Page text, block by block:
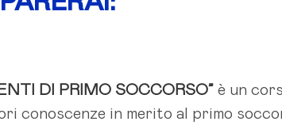
DI PRIMO SOCCORSO” è un
conoscenze in merito al primo